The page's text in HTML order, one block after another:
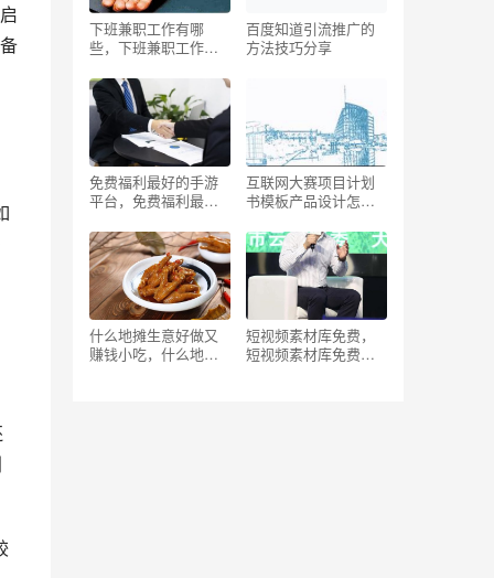
下班兼职工作有哪
些，下班兼职工作有
百度知道引流推广的
方法技巧分享
免费福利最好的手游
平台，免费福利最好
互联网大赛项目计划
书模板产品设计怎么
计划书模板网盘？
什么地摊生意好做又
赚钱小吃，什么地摊
短视频素材库免费，
短视频素材库免费下